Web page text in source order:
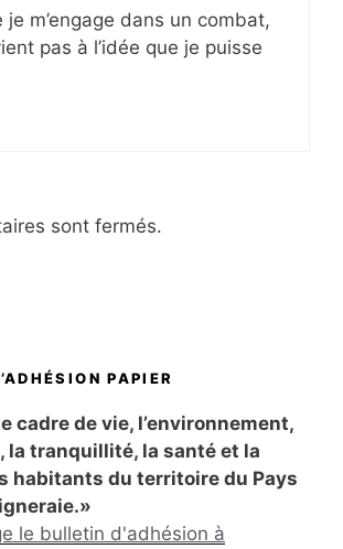
je m’engage dans un combat,
pas à l’idée que je puisse
sont fermés.
PAPIER
cadre de vie, l’environnement,
la tranquillité, la santé et la
habitants du territoire du Pays
le bulletin d'adhésion à